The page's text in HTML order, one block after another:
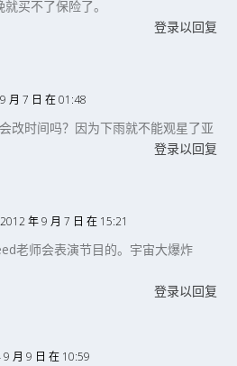
买不了保险了。
登录以回复
月 7 日 在 01:48
改时间吗？因为下雨就不能观星了亚
登录以回复
年 9 月 7 日 在 15:21
老师会表演节目的。宇宙大爆炸
登录以回复
月 9 日 在 10:59